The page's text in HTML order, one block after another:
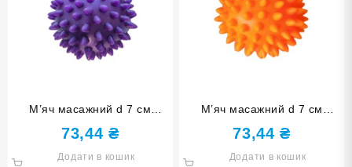
М’яч масажний d 7 см
надувний фіолетовий D7-
purple
73,44₴
Додати в кошик
М’яч масажний d 7 см
надувний оранжевий D7-
orange
73,44₴
Додати в кошик